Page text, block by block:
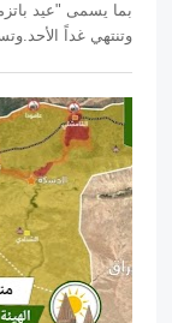
بما يسمى "عيد
وتنتهي غداً